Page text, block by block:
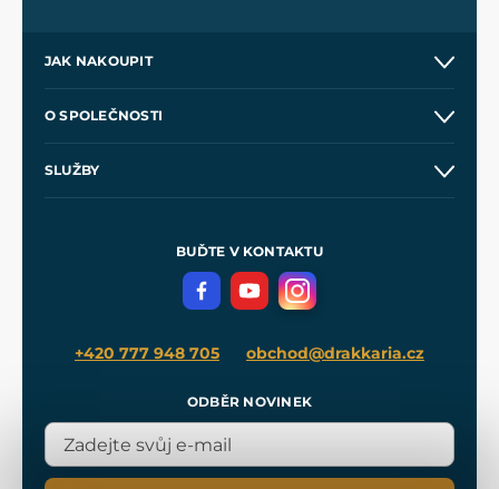
JAK NAKOUPIT
Velkoobchod
O SPOLEČNOSTI
SLUŽBY
Meče pro Kingdom Come
BUĎTE V KONTAKTU
+420 777 948 705 obchod@drakkaria.cz
ODBĚR NOVINEK